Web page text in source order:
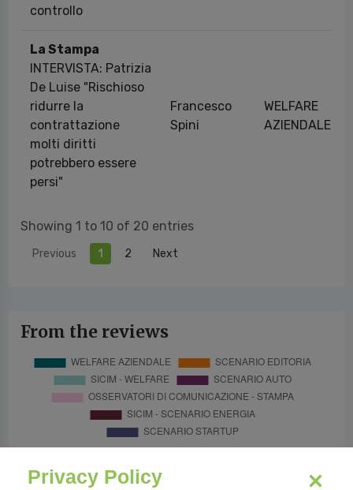
controllo
La Stampa
INTERVISTA: Patrizia
De Luise "Rischioso
ridurre la
contrattazione
molti diritti
potrebbero essere
persi"
Francesco
Spini
WELFARE
AZIENDALE
Showing 1 to 10 of 20 entries
Previous 1 2 Next
From the reviews
Privacy Policy